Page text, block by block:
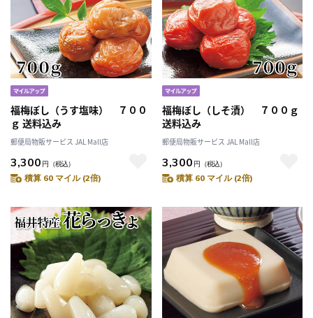
福梅ぼし（うす塩味） ７００
ｇ 送料込み
郵便局物販サービス JAL Mall店
3,300 円 （税込）
積算 60 マイル (2倍)
福梅ぼし（しそ漬） ７００ｇ
送料込み
郵便局物販サービス JAL Mall店
3,300 円 （税込）
積算 60 マイル (2倍)